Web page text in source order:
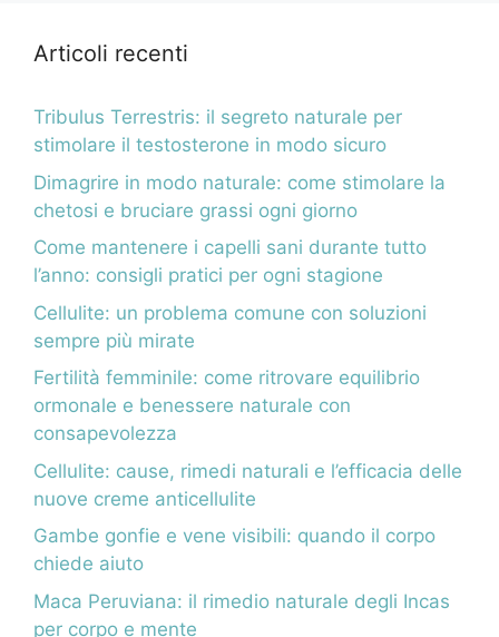
Articoli recenti
Tribulus Terrestris: il segreto naturale per
stimolare il testosterone in modo sicuro
Dimagrire in modo naturale: come stimolare la
chetosi e bruciare grassi ogni giorno
Come mantenere i capelli sani durante tutto
l’anno: consigli pratici per ogni stagione
Cellulite: un problema comune con soluzioni
sempre più mirate
Fertilità femminile: come ritrovare equilibrio
ormonale e benessere naturale con
consapevolezza
Cellulite: cause, rimedi naturali e l’efficacia delle
nuove creme anticellulite
Gambe gonfie e vene visibili: quando il corpo
chiede aiuto
Maca Peruviana: il rimedio naturale degli Incas
per corpo e mente